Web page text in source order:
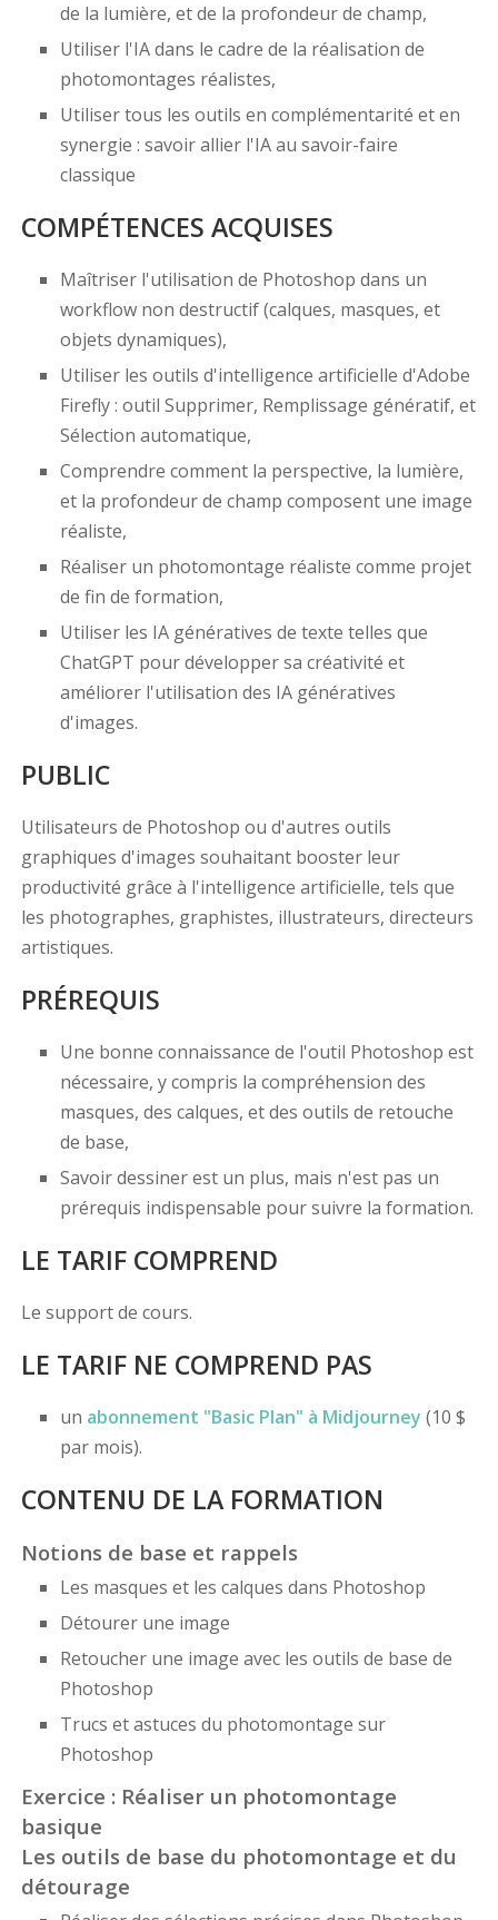
de la lumière, et de la profondeur de champ,
Utiliser l'IA dans le cadre de la réalisation de
photomontages réalistes,
Utiliser tous les outils en complémentarité et en
synergie : savoir allier l'IA au savoir-faire
classique
COMPÉTENCES ACQUISES
Maîtriser l'utilisation de Photoshop dans un
workflow non destructif (calques, masques, et
objets dynamiques),
Utiliser les outils d'intelligence artificielle d'Adobe
Firefly : outil Supprimer, Remplissage génératif, et
Sélection automatique,
Comprendre comment la perspective, la lumière,
et la profondeur de champ composent une image
réaliste,
Réaliser un photomontage réaliste comme projet
de fin de formation,
Utiliser les IA génératives de texte telles que
ChatGPT pour développer sa créativité et
améliorer l'utilisation des IA génératives
d'images.
PUBLIC
Utilisateurs de Photoshop ou d'autres outils
graphiques d'images souhaitant booster leur
productivité grâce à l'intelligence artificielle, tels que
les photographes, graphistes, illustrateurs, directeurs
artistiques.
PRÉREQUIS
Une bonne connaissance de l'outil Photoshop est
nécessaire, y compris la compréhension des
masques, des calques, et des outils de retouche
de base,
Savoir dessiner est un plus, mais n'est pas un
prérequis indispensable pour suivre la formation.
LE TARIF COMPREND
Le support de cours.
LE TARIF NE COMPREND PAS
un abonnement "Basic Plan" à Midjourney (10 $
par mois).
CONTENU DE LA FORMATION
Notions de base et rappels
Les masques et les calques dans Photoshop
Détourer une image
Retoucher une image avec les outils de base de
Photoshop
Trucs et astuces du photomontage sur
Photoshop
Exercice : Réaliser un photomontage
basique
Les outils de base du photomontage et du
détourage